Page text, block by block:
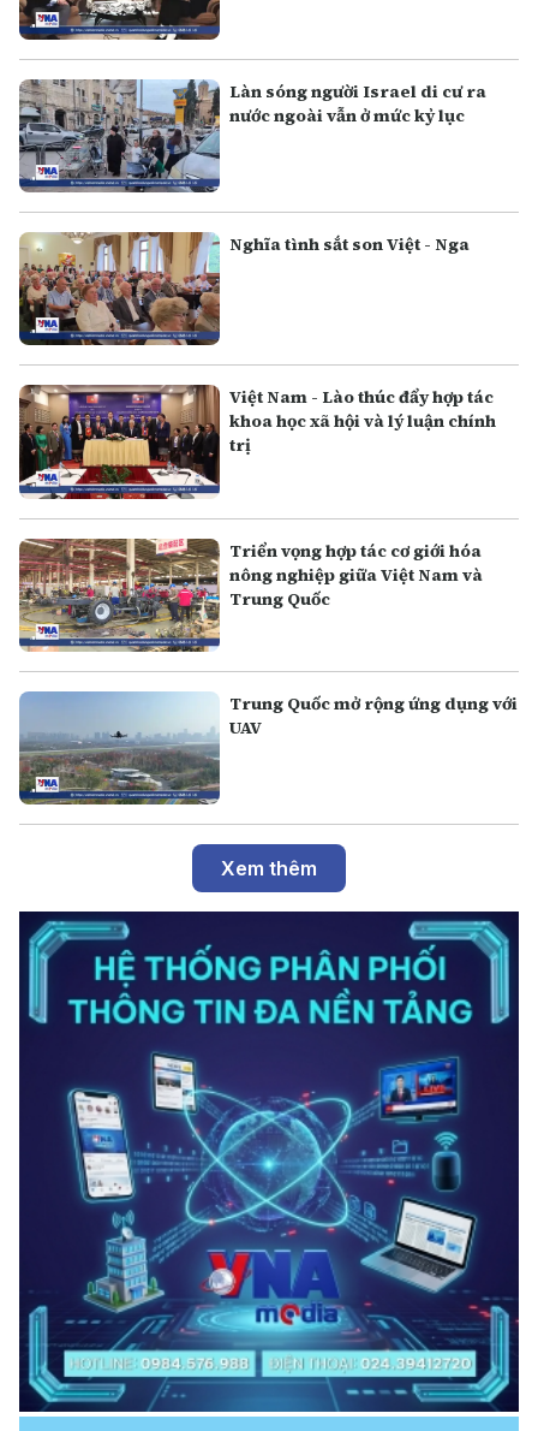
Làn sóng người Israel di cư ra
nước ngoài vẫn ở mức kỷ lục
Nghĩa tình sắt son Việt - Nga
Việt Nam - Lào thúc đẩy hợp tác
khoa học xã hội và lý luận chính
trị
Triển vọng hợp tác cơ giới hóa
nông nghiệp giữa Việt Nam và
Trung Quốc
Trung Quốc mở rộng ứng dụng với
UAV
Xem thêm